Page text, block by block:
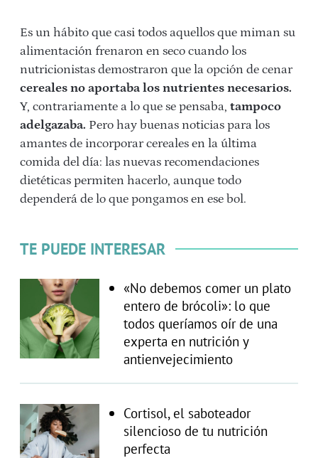
Es un hábito que casi todos aquellos que miman su
alimentación frenaron en seco cuando los
nutricionistas demostraron que la opción de cenar
cereales no aportaba los nutrientes necesarios.
Y, contrariamente a lo que se pensaba, tampoco
adelgazaba. Pero hay buenas noticias para los
amantes de incorporar cereales en la última
comida del día: las nuevas recomendaciones
dietéticas permiten hacerlo, aunque todo
dependerá de lo que pongamos en ese bol.
TE PUEDE INTERESAR
«No debemos comer un plato
entero de brócoli»: lo que
todos queríamos oír de una
experta en nutrición y
antienvejecimiento
Cortisol, el saboteador
silencioso de tu nutrición
perfecta